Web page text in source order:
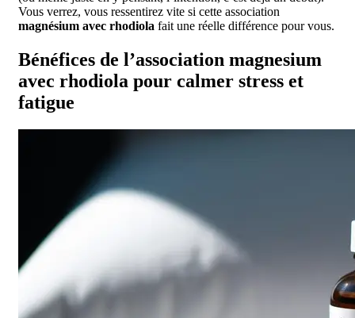
Vous verrez, vous ressentirez vite si cette association
magnésium avec rhodiola fait une réelle différence pour vous.
Bénéfices de l’association magnesium
avec rhodiola pour calmer stress et
fatigue